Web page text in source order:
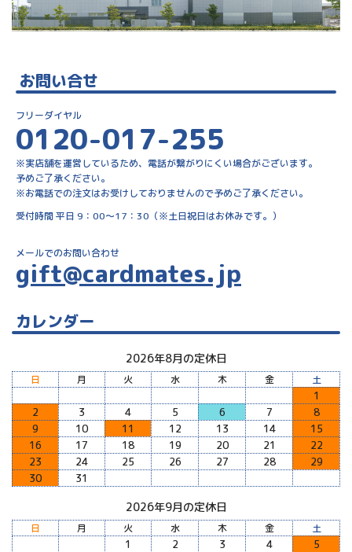
お問い合せ
フリーダイヤル
0120-017-255
※実店舗を運営しているため、電話が繋がりにくい場合がございます。
予めご了承ください。
※お電話での注文はお受けしておりませんので予めご了承ください。
受付時間 平日 9：00～17：30（※土日祝日はお休みです。）
メールでのお問い合わせ
gift@cardmates.jp
カレンダー
2026年8月の定休日
日 月 火 水 木 金 土
1
2
3 4 5 6 7
8
9
10 11 12 13 14
15
16
17 18 19 20 21
22
23
24 25 26 27 28
29
30
31
2026年9月の定休日
日 月 火 水 木 金 土
1 2 3 4
5